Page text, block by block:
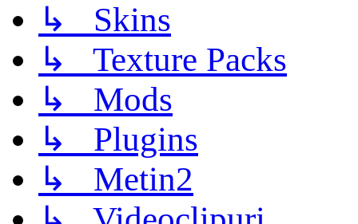
↳ Skins
↳ Texture Packs
↳ Mods
↳ Plugins
↳ Metin2